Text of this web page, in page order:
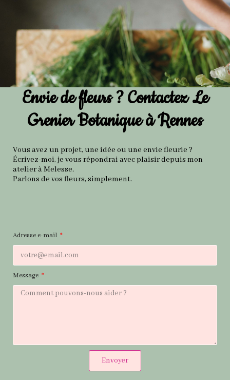
Envie de fleurs ? Contactez Le
Grenier Botanique à Rennes
Vous avez un projet, une idée ou une envie fleurie ?
Écrivez-moi, je vous répondrai avec plaisir depuis mon
atelier à Melesse.
Parlons de vos fleurs, simplement.
Adresse e-mail
Message
Envoyer